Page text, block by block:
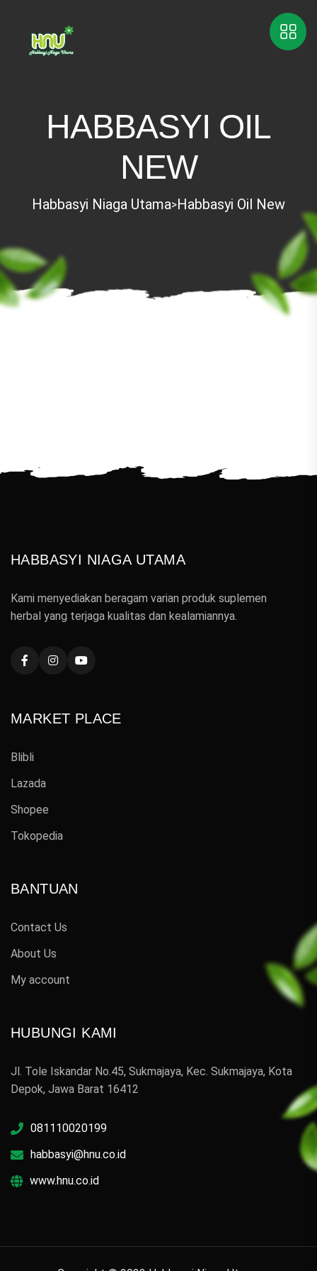
HABBASYI OIL
NEW
Habbasyi Niaga Utama>Habbasyi Oil New
HABBASYI NIAGA UTAMA
Kami menyediakan beragam varian produk suplemen
herbal yang terjaga kualitas dan kealamiannya.
MARKET PLACE
Blibli
Lazada
Shopee
Tokopedia
BANTUAN
Contact Us
About Us
My account
HUBUNGI KAMI
Jl. Tole Iskandar No.45, Sukmajaya, Kec. Sukmajaya, Kota
Depok, Jawa Barat 16412
081110020199
habbasyi@hnu.co.id
www.hnu.co.id